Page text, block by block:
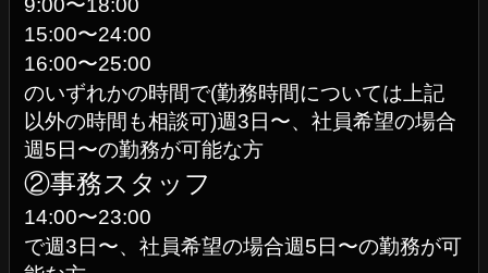
9:00〜18:00
15:00〜24:00
16:00〜25:00
のいずれかの時間で(勤務時間については上記
以外の時間も相談可)週3日〜、社員希望の場合
週5日〜の勤務が可能な方
②事務スタッフ
14:00〜23:00
で週3日〜、社員希望の場合週5日〜の勤務が可